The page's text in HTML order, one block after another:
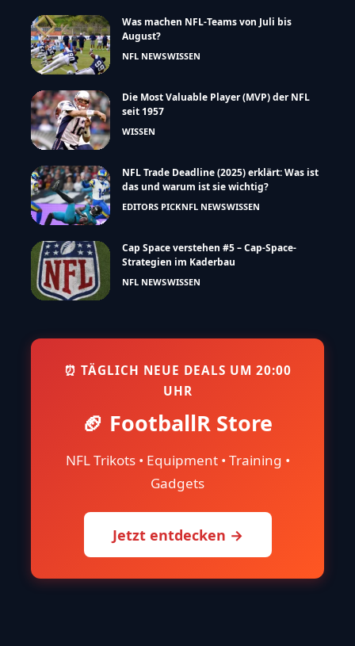
Was machen NFL-Teams von Juli bis
August?
NFL NEWSWISSEN
Die Most Valuable Player (MVP) der NFL
seit 1957
WISSEN
NFL Trade Deadline (2025) erklärt: Was ist
das und warum ist sie wichtig?
EDITORS PICKNFL NEWSWISSEN
Cap Space verstehen #5 – Cap-Space-
Strategien im Kaderbau
NFL NEWSWISSEN
⏰ TÄGLICH NEUE DEALS UM 20:00
UHR
🏈 FootballR Store
NFL Trikots • Equipment • Training •
Gadgets
Jetzt entdecken →